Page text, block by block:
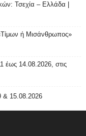
Τσεχία – Ελλάδα |
ή Μισάνθρωπος»
έως 14.08.2026, στις
& 15.08.2026